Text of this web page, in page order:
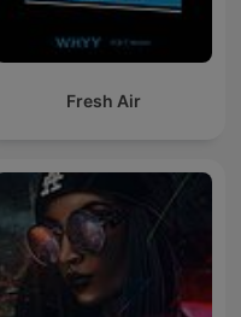
Fresh Air